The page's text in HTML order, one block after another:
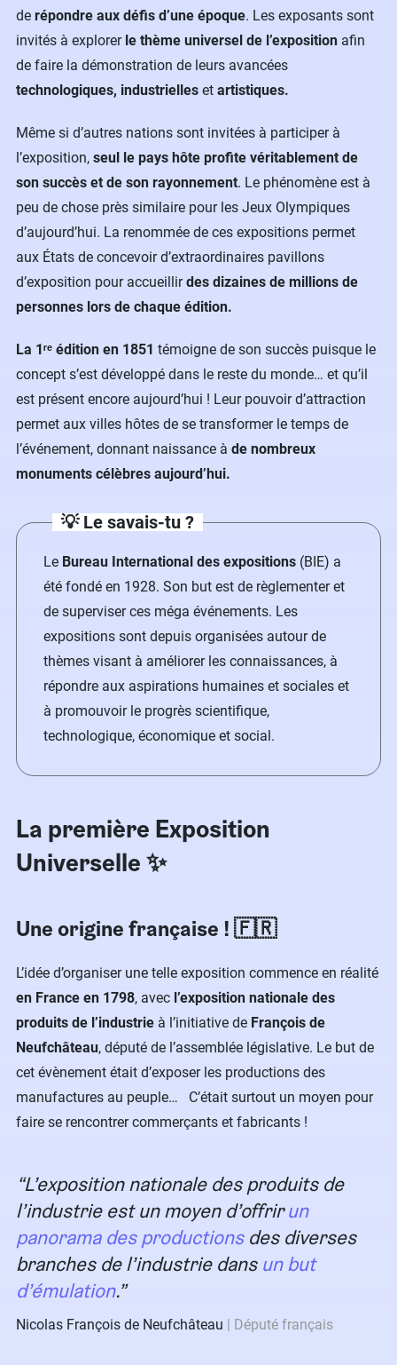
de répondre aux défis d’une époque. Les exposants sont
invités à explorer le thème universel de l’exposition afin
de faire la démonstration de leurs avancées
technologiques, industrielles et artistiques.
Même si d’autres nations sont invitées à participer à
l’exposition, seul le pays hôte profite véritablement de
son succès et de son rayonnement. Le phénomène est à
peu de chose près similaire pour les Jeux Olympiques
d’aujourd’hui. La renommée de ces expositions permet
aux États de concevoir d’extraordinaires pavillons
d’exposition pour accueillirdes dizaines de millions de
personnes lors de chaque édition.
La 1ʳᵉ édition en 1851 témoigne de son succès puisque le
concept s’est développé dans le reste du monde… et qu’il
est présent encore aujourd’hui ! Leur pouvoir d’attraction
permet aux villes hôtes de se transformer le temps de
l’événement, donnant naissance à de nombreux
monuments célèbres aujourd’hui.
💡 Le savais-tu ?
Le Bureau International des expositions (BIE) a
été fondé en 1928. Son but est de règlementer et
de superviser ces méga événements. Les
expositions sont depuis organisées autour de
thèmes visant à améliorer les connaissances, à
répondre aux aspirations humaines et sociales et
à promouvoir le progrès scientifique,
technologique, économique et social.
La première Exposition
Universelle ✨
Une origine française ! 🇫🇷
L’idée d’organiser une telle exposition commence en réalité
en France en 1798, avec l’exposition nationale des
produits de l’industrie à l’initiative de François de
Neufchâteau, député de l’assemblée législative. Le but de
cet évènement était d’exposer les productions des
manufactures au peuple… C’était surtout un moyen pour
faire se rencontrer commerçants et fabricants !
L’exposition nationale des produits de
l’industrie est un moyen d’offrirun
panorama des productionsdes diverses
branches de l’industrie dans un but
d’émulation.
Nicolas François de Neufchâteau Député français